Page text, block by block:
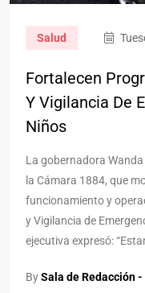
Salud
Fortalecen
Y Vigilancia De
Niños
La gobernadora
la Cámara 1884, que
funcionamiento y
y Vigilancia de
ejecutiva expresó:
BySala de Redacción